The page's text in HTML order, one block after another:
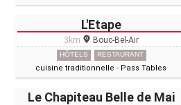
L'Etape
3km Bouc-Bel-Air
HÔTELS RESTAURANT
cuisine traditionnelle - Pass Tables
Le Chapiteau Belle de Mai